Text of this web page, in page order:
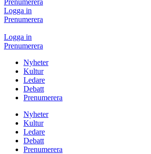
Prenumerera
Logga in
Prenumerera
Logga in
Prenumerera
Nyheter
Kultur
Ledare
Debatt
Prenumerera
Nyheter
Kultur
Ledare
Debatt
Prenumerera